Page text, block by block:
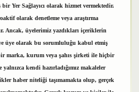
Yer Sağlayıcı olarak hizmet vermektedir.
olarak denetleme veya araştırma
Ancak, üyelerimiz yazdıkları içeriklerin
üye olarak bu sorumluluğu kabul etmiş
marka, kurum veya şahıs şirketi ile hiçbir
kendi hazırladığımız makaleler
haber niteliği taşımamakta olup, gerçek